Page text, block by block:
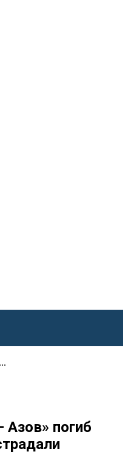
Азов» погиб